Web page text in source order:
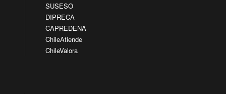
SUSESO
DIPRECA
CAPREDENA
ChileAtiende
ChileValora